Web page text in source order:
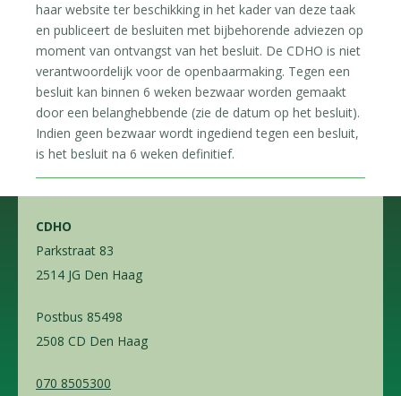
haar website ter beschikking in het kader van deze taak
en publiceert de besluiten met bijbehorende adviezen op
moment van ontvangst van het besluit. De CDHO is niet
verantwoordelijk voor de openbaarmaking. Tegen een
besluit kan binnen 6 weken bezwaar worden gemaakt
door een belanghebbende (zie de datum op het besluit).
Indien geen bezwaar wordt ingediend tegen een besluit,
is het besluit na 6 weken definitief.
CDHO
Parkstraat 83
2514 JG Den Haag
Postbus 85498
2508 CD Den Haag
070 8505300